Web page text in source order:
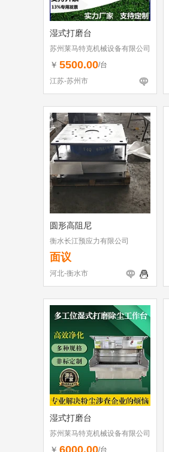
湿式打磨台
苏州莱马特克机械设备有限公司
￥ 5500.00/台
江苏-苏州市
圆形高阻尼
衡水长江预应力有限公司
面议
河北-衡水市
湿式打磨台
苏州莱马特克机械设备有限公司
￥ 6000.00/台